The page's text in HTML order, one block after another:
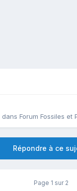
dans Forum Fossiles et
Répondre à ce
Page 1 sur 2